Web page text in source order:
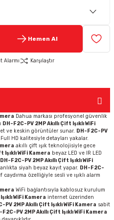
Keypad-Tuş Takımı Ürünler
Hırsız Alarm Aksesuarlar
Hemen Al
Alarmı
Karşılaştır
Dahua markası profesyonel güvenlik
DH-F2C-PV 2MP Akıllı Çift Işıklı WiFi
ve keskin görüntüler sunar. DH-F2C-PV
HD kalitesiyle detayları yakalar.
akıllı çift ışık teknolojisiyle gece
Işıklı WiFi Kamera beyaz LED ve IR LED
DH-F2C-PV 2MP Akıllı Çift Işıklı WiFi
siyah beyaz kayıt yapar. DH-F2C-
caydırma özelliğiyle sesli ve ışıklı alarm
WiFi bağlantısıyla kablosuz kurulum
WiFi Kamera internet üzerinden
PV 2MP Akıllı Çift Işıklı WiFi Kamera sabit
F2C-PV 2MP Akıllı Çift Işıklı WiFi Kamera